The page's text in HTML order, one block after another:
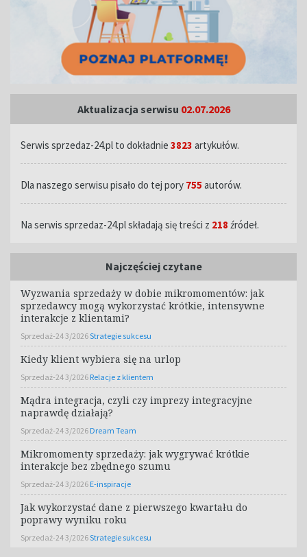
Aktualizacja serwisu 02.07.2026
Serwis sprzedaz-24.pl to dokładnie 3823 artykułów.
Dla naszego serwisu pisało do tej pory 755 autorów.
Na serwis sprzedaz-24.pl składają się treści z 218 źródeł.
Najczęściej czytane
Wyzwania sprzedaży w dobie mikromomentów: jak
sprzedawcy mogą wykorzystać krótkie, intensywne
interakcje z klientami?
Sprzedaż-24 3/2026Strategie sukcesu
Kiedy klient wybiera się na urlop
Sprzedaż-24 3/2026 Relacje z klientem
Mądra integracja, czyli czy imprezy integracyjne
naprawdę działają?
Sprzedaż-24 3/2026 Dream Team
Mikromomenty sprzedaży: jak wygrywać krótkie
interakcje bez zbędnego szumu
Sprzedaż-24 3/2026 E-inspiracje
Jak wykorzystać dane z pierwszego kwartału do
poprawy wyniku roku
Sprzedaż-24 3/2026Strategie sukcesu